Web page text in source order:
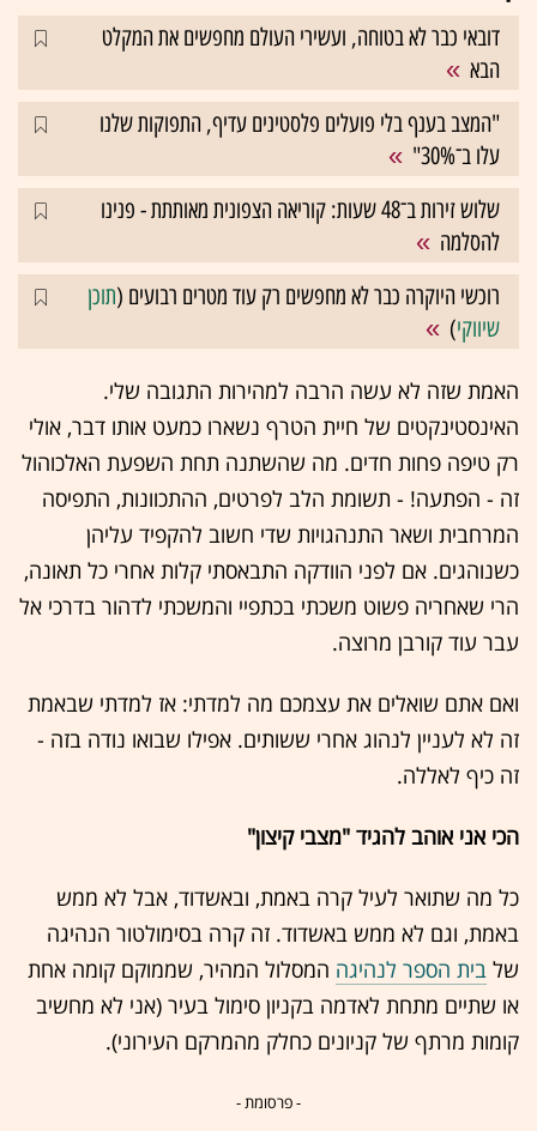
דובאי כבר לא בטוחה, ועשירי העולם מחפשים את המקלט
הבא
"המצב בענף בלי פועלים פלסטינים עדיף, התפוקות שלנו
עלו ב־30%"
שלוש זירות ב־48 שעות: קוריאה הצפונית מאותתת - פנינו
להסלמה
רוכשי היוקרה כבר לא מחפשים רק עוד מטרים רבועים (תוכן
שיווקי)
האמת שזה לא עשה הרבה למהירות התגובה שלי.
האינסטינקטים של חיית הטרף נשארו כמעט אותו דבר, אולי
רק טיפה פחות חדים. מה שהשתנה תחת השפעת האלכוהול
זה - הפתעה! - תשומת הלב לפרטים, ההתכוונות, התפיסה
המרחבית ושאר התנהגויות שדי חשוב להקפיד עליהן
כשנוהגים. אם לפני הוודקה התבאסתי קלות אחרי כל תאונה,
הרי שאחריה פשוט משכתי בכתפיי והמשכתי לדהור בדרכי אל
עבר עוד קורבן מרוצה.
ואם אתם שואלים את עצמכם מה למדתי: אז למדתי שבאמת
זה לא לעניין לנהוג אחרי ששותים. אפילו שבואו נודה בזה -
זה כיף לאללה.
הכי אני אוהב להגיד "מצבי קיצון"
כל מה שתואר לעיל קרה באמת, ובאשדוד, אבל לא ממש
באמת, וגם לא ממש באשדוד. זה קרה בסימולטור הנהיגה
של בית הספר לנהיגה המסלול המהיר, שממוקם קומה אחת
או שתיים מתחת לאדמה בקניון סימול בעיר (אני לא מחשיב
קומות מרתף של קניונים כחלק מהמרקם העירוני).
- פרסומת -